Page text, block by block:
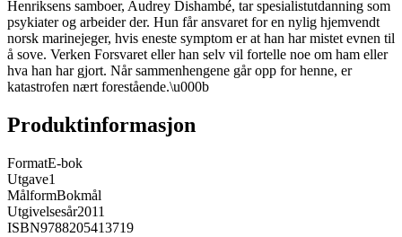
Henriksens samboer, Audrey Dishambé, tar spesialistutdanning som
psykiater og arbeider der. Hun får ansvaret for en nylig hjemvendt
norsk marinejeger, hvis eneste symptom er at han har mistet evnen til
å sove. Verken Forsvaret eller han selv vil fortelle noe om ham eller
hva han har gjort. Når sammenhengene går opp for henne, er
katastrofen nært forestående.\u000b
Produktinformasjon
FormatE-bok
Utgave1
MålformBokmål
Utgivelsesår2011
ISBN9788205413719